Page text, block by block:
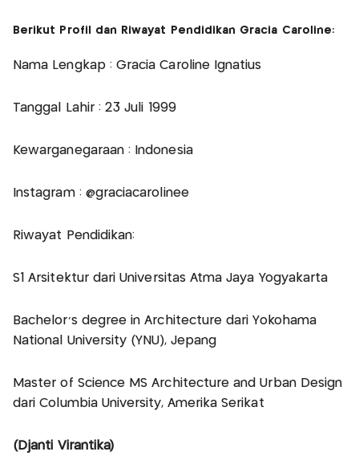
Berikut Profil dan Riwayat Pendidikan Gracia Caroline:
Nama Lengkap : Gracia Caroline Ignatius
Tanggal Lahir : 23 Juli 1999
Kewarganegaraan : Indonesia
Instagram : @graciacarolinee
Riwayat Pendidikan:
S1 Arsitektur dari Universitas Atma Jaya Yogyakarta
Bachelor's degree in Architecture dari Yokohama
National University (YNU), Jepang
Master of Science MS Architecture and Urban Design
dari Columbia University, Amerika Serikat
(Djanti Virantika)